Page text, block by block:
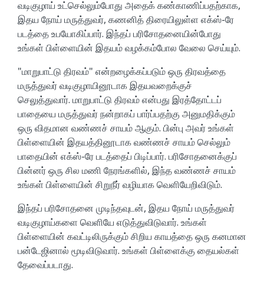
வடிகுழாய் உட்செல்லும்போது அதைக் கண்காணிப்பதற்காக,
இதய நோய் மருத்துவர், கணனித் திரையிலுள்ள எக்ஸ்-ரே
படத்தை உபயோகிப்பார். இந்தப் பரிசோதனையின்போது
உங்கள் பிள்ளையின் இதயம் வழக்கம்போல வேலை செய்யும்.
"மாறுபாட்டு திரவம்" என்றழைக்கப்படும் ஒரு திரவத்தை
மருத்துவர் வடிகுழாயினூடாக இதயவறைக்குச்
செலுத்துவார். மாறுபாட்டு திரவம் என்பது இரத்தோட்டப்
பாதையை மருத்துவர் நன்றாகப் பார்ப்பதற்கு அனுமதிக்கும்
ஒரு விதமான வண்ணச் சாயம் ஆகும். பின்பு அவர் உங்கள்
பிள்ளையின் இதயத்தினூடாக வண்ணச் சாயம் செல்லும்
பாதையின் எக்ஸ்-ரே படத்தைப் பிடிப்பார். பரிசோதனைக்குப்
பின்னர் ஒரு சில மணி நேரங்களில், இந்த வண்ணச் சாயம்
உங்கள் பிள்ளையின் சிறுநீர் வழியாக வெளியேறிவிடும்.
இந்தப் பரிசோதனை முடிந்தவுடன், இதய நோய் மருத்துவர்
வடிகுழாய்களை வெளியே எடுத்துவிடுவார். உங்கள்
பிள்ளையின் கவட்டிலிருக்கும் சிறிய காயத்தை ஒரு கனமான
பன்டேஜினால் மூடிவிடுவார். உங்கள் பிள்ளைக்கு தையல்கள்
தேவைப்படாது.